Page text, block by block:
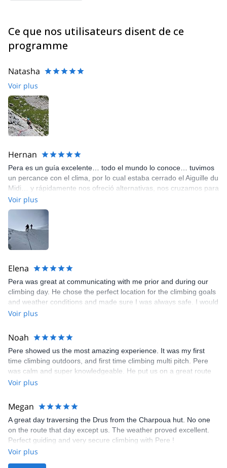
Ce que nos utilisateurs disent de ce
programme
Natasha
Voir plus
Hernan
Pera es un guía excelente… todo el mundo lo conoce… tuvimos
un percance con el clima, por lo cual estaba cerrado el Aiguille du
Midi… y rápidamente nos ofreció alternativas, nos cruzamos para
el lado italiano y subimos al Torino para realizar las caminatas
sobre glaciar…. Una experiencia increíble, lo recomiendo de
Voir plus
Elena
Pera was great at communicating with me prior and during our
climbing day. He chose the perfect location for the climbing goals
and weather conditions and made sure I was always safe. I would
definitely choose to climb with him again in the Swiss Alps or
Voir plus
Noah
Pere showed us the most amazing experience. It was my first
time climbing outdoors, and first time climbing multi pitch. Pere
was calm and super knowledgeable. He put us on a great route
and gave us an experience that I truly will never forget. Thank
Voir plus
Megan
A great day traversing the Drus from the Charpoua hut. No one
on the route that day except us. The weather proved excellent.
Perfect guiding and very secure climbing with Pere !
Voir plus